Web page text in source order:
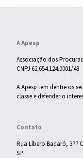
A Apesp
Associação dos
CNPJ 62.654.124.0001/48
A Apesp tem dentre os
classe e defender o
Contato
Rua Líbero Badaró, 377
SP